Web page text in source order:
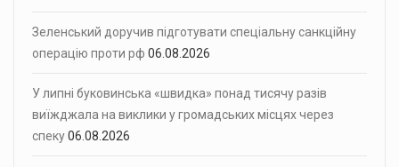
Зеленський доручив підготувати спеціальну санкційну
операцію проти рф 06.08.2026
У липні буковинська «швидка» понад тисячу разів
виїжджала на виклики у громадських місцях через
спеку06.08.2026